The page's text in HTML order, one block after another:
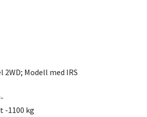
Modell med IRS
-1100 kg